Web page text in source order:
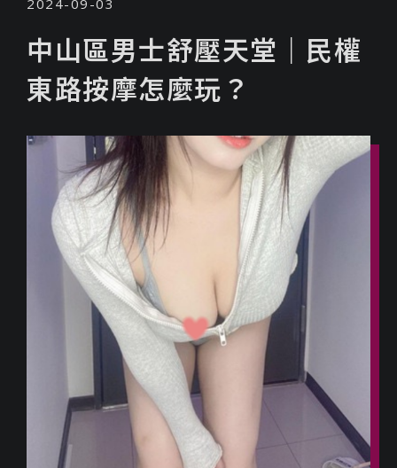
2024-09-03
中山區男士舒壓天堂｜民權
東路按摩怎麼玩？